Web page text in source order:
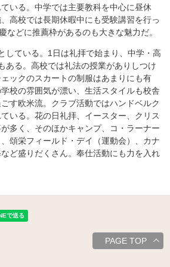
いる。中学では主要教科を中心に昼休
高校では長期休暇中にも受験講習を行っ
などに推薦枠があるのも大きな魅力だ。
している。1日は礼拝で始まり、中学・高
ある。高校では礼法の授業がありしつけ
ックのスカートの制服はあまりにも有
校の雰囲気が漂い、生活スタイルも校舎
す欧米流。クラブ活動ではハンドベルク
いる。花の日礼拝、イースター、クリス
多く、そのほかキャンプ、コ・ラーナー
頌栄フィールド・デイ（運動会）、カナ
ど盛りだくさん。奉仕活動にも力を入れ
PAGE TOP